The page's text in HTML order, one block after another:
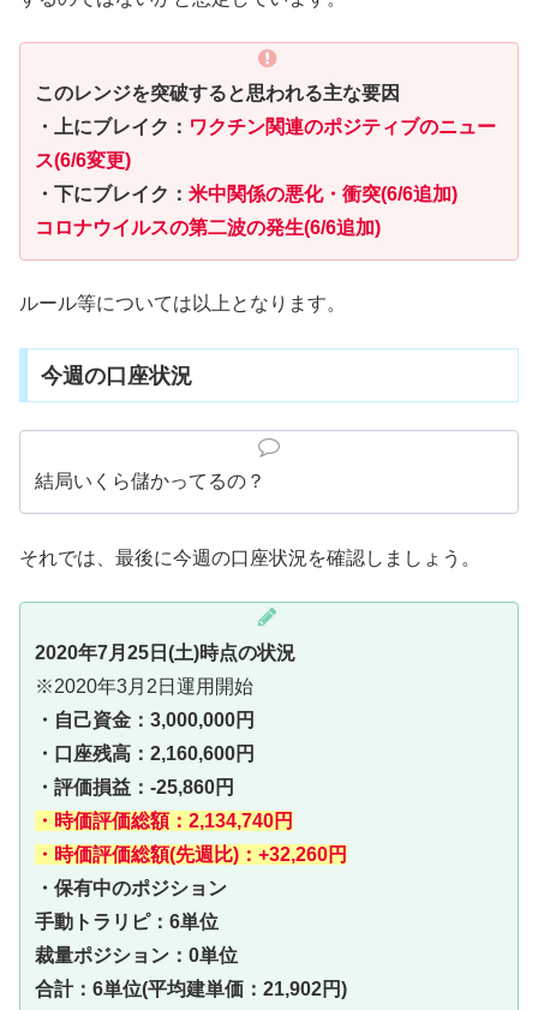
このレンジを突破すると思われる主な要因
・上にブレイク： ワクチン関連のポジティブのニュー
ス(6/6変更)
・下にブレイク： 米中関係の悪化・衝突(6/6追加)
コロナウイルスの第二波の発生(6/6追加)
ルール等については以上となります。
今週の口座状況
結局いくら儲かってるの？
それでは、最後に今週の口座状況を確認しましょう。
2020年7月25日(土)時点の状況
※2020年3月2日運用開始
・自己資金：3,000,000円
・口座残高：2,160,600円
・評価損益：-25,860円
・時価評価総額：2,134,740円
・時価評価総額(先週比)：+32,260円
・保有中のポジション
手動トラリピ：6単位
裁量ポジション：0単位
合計：6単位(平均建単価：21,902円)